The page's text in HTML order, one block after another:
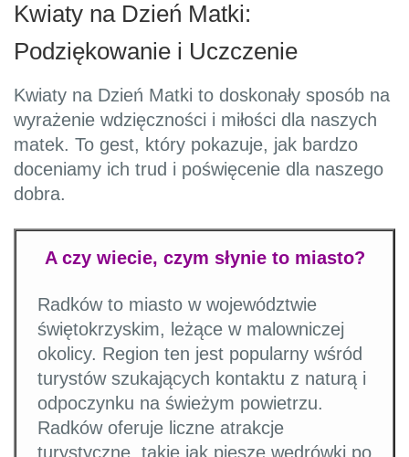
Kwiaty na Dzień Matki:
Podziękowanie i Uczczenie
Kwiaty na Dzień Matki to doskonały sposób na
wyrażenie wdzięczności i miłości dla naszych
matek. To gest, który pokazuje, jak bardzo
doceniamy ich trud i poświęcenie dla naszego
dobra.
A czy wiecie, czym słynie to miasto?
Radków to miasto w województwie
świętokrzyskim, leżące w malowniczej
okolicy. Region ten jest popularny wśród
turystów szukających kontaktu z naturą i
odpoczynku na świeżym powietrzu.
Radków oferuje liczne atrakcje
turystyczne, takie jak piesze wędrówki po